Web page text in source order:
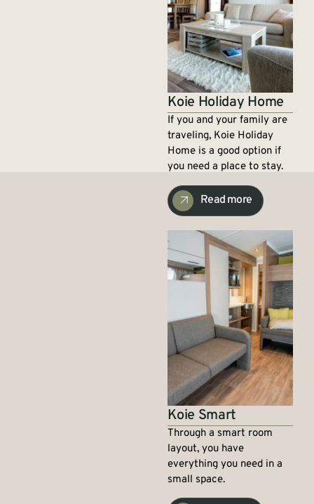
Koie Holiday Home
If you and your family are
traveling, Koie Holiday
Home is a good option if
you need a place to stay.
Read more
Koie Smart
Through a smart room
layout, you have
everything you need in a
small space.